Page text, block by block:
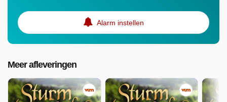
Alarm instellen
Meer afleveringen